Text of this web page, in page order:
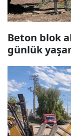
Beton blok
günlük